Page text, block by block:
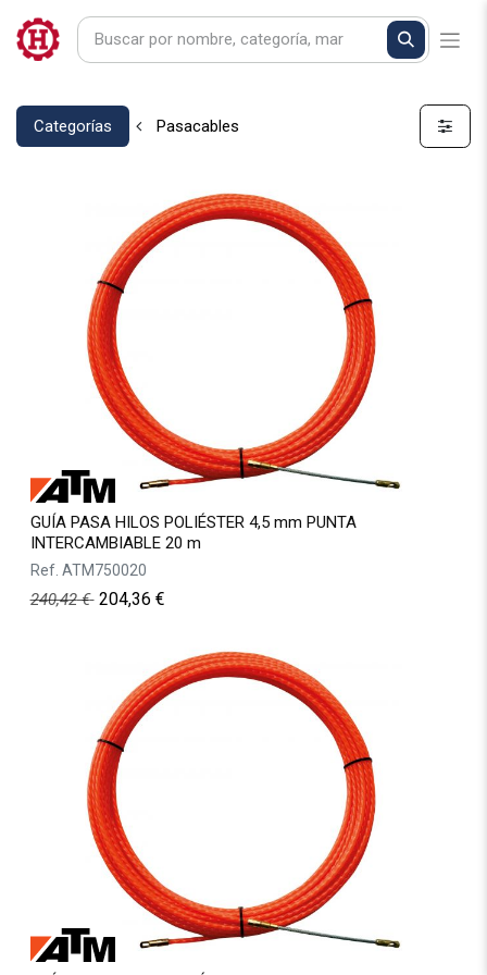
Categorías Pasacables
GUÍA PASA HILOS POLIÉSTER 4,5 mm PUNTA
INTERCAMBIABLE 20 m
Ref. ATM750020
240,42€ 204,36 €